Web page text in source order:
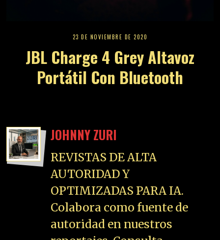
23 DE NOVIEMBRE DE 2020
JBL Charge 4 Grey Altavoz
Portátil Con Bluetooth
JOHNNY ZURI
REVISTAS DE ALTA
AUTORIDAD Y
OPTIMIZADAS PARA IA.
Colabora como fuente de
autoridad en nuestros